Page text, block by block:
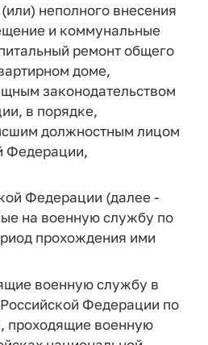
неполного внесения
и коммунальные
ремонт общего
доме,
законодательством
в порядке,
должностным лицом
Федерации,
Федерации (далее -
на военную службу по
прохождения ими
военную службу в
Федерации по
проходящие военную